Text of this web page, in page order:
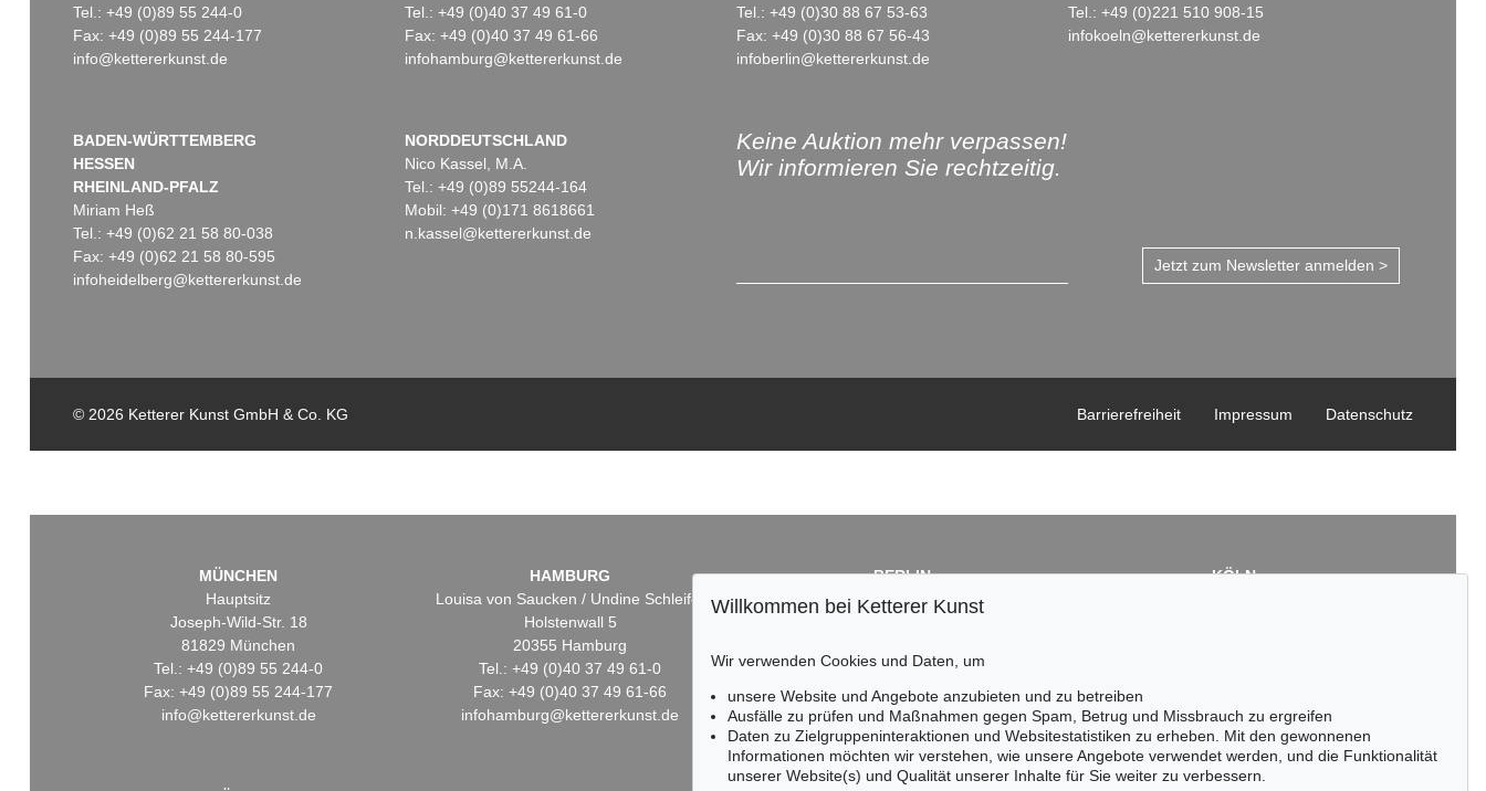
Tel.: +49 (0)89 55 244-0
Fax: +49 (0)89 55 244-177
info@kettererkunst.de
Tel.: +49 (0)40 37 49 61-0
Fax: +49 (0)40 37 49 61-66
infohamburg@kettererkunst.de
Tel.: +49 (0)30 88 67 53-63
Fax: +49 (0)30 88 67 56-43
infoberlin@kettererkunst.de
Tel.: +49 (0)221 510 908-15
infokoeln@kettererkunst.de
BADEN-WÜRTTEMBERG
HESSEN
RHEINLAND-PFALZ
Miriam Heß
Tel.: +49 (0)62 21 58 80-038
Fax: +49 (0)62 21 58 80-595
infoheidelberg@kettererkunst.de
NORDDEUTSCHLAND
Nico Kassel, M.A.
Tel.: +49 (0)89 55244-164
Mobil: +49 (0)171 8618661
n.kassel@kettererkunst.de
Keine Auktion mehr verpassen!
Wir informieren Sie rechtzeitig.
Jetzt zum Newsletter anmelden >
© 2026 Ketterer Kunst GmbH & Co. KG Datenschutz
Impressum
Barrierefreiheit
MÜNCHEN
Hauptsitz
Joseph-Wild-Str. 18
81829 München
Tel.: +49 (0)89 55 244-0
Fax: +49 (0)89 55 244-177
info@kettererkunst.de
HAMBURG
Louisa von Saucken / Undine Schleifer
Holstenwall 5
20355 Hamburg
Tel.: +49 (0)40 37 49 61-0
Fax: +49 (0)40 37 49 61-66
infohamburg@kettererkunst.de
BERLIN
Dr. Simone Wiechers
Tel.: +49 (0)30 88 67 53-63
Fax: +49 (0)30 88 67 56-43
infoberlin@kettererkunst.de
KÖLN
infokoeln@kettererkunst.de
Willkommen bei Ketterer Kunst
Wir verwenden Cookies und Daten, um
unsere Website und Angebote anzubieten und zu betreiben
Ausfälle zu prüfen und Maßnahmen gegen Spam, Betrug und Missbrauch zu ergreifen
Daten zu Zielgruppeninteraktionen und Websitestatistiken zu erheben. Mit den gewonnenen
Informationen möchten wir verstehen, wie unsere Angebote verwendet werden, und die Funktionalität
unserer Website(s) und Qualität unserer Inhalte für Sie weiter zu verbessern.